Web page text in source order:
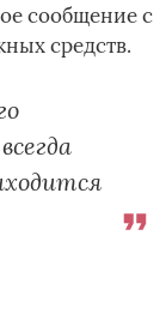
сообщение с
средств.